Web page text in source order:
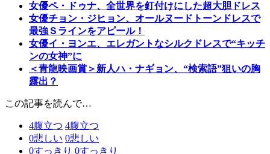
女優ペ・ドゥナ、全世界を釘付けにした超大胆ドレス
女優チョン・ジヒョン、オールヌードトーンドレスで
最強Ｓラインをアピール！
女優イ・ヨンエ、エレガントなシルクドレスで“キッチ
ンの女神”に
＜青龍映画賞＞新人ハ・ナギョン、“検索語”狙いの胸
露出？
この記事を読んで…
4腹立つ 4腹立つ
0悲しい 0悲しい
0すっきり 0すっきり